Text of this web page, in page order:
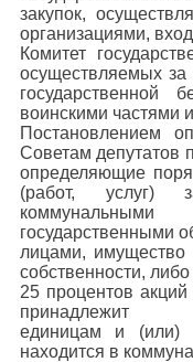
закупок,
организациями,
Комитет
осуществляемых за
государственной
воинскими частями
Постановлением
Советам депутатов
определяющие
(работ, услуг)
государственными
лицами, имущество
собственности,
25 процентов
принадлежит
единицам и (или)
находится в